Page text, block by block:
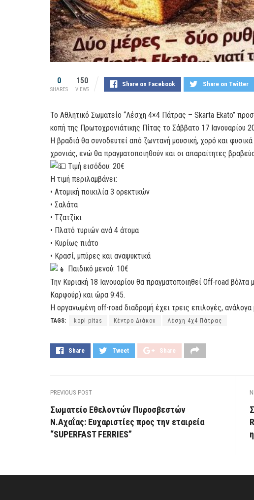
0
SHARES
150
VIEWS
Share on Facebook Share on Twitter
Το Αθλητικό Σωματείο “Λέσχη 4×4 Πάτρας – Skarta Ekato”
κοπή της Πρωτοχρονιάτικης Πίτας το Σάββατο 17 Ιανουαρίου
Η βραδιά θα συνοδευτεί από ζωντανή μουσική, χορό και
χρονιάς, ενώ θα πραγματοποιηθούν και οι απαραίτητες
Τιμή εισόδου: 20€
Η τιμή περιλαμβάνει:
• Ατομική ποικιλία 3 ορεκτικών
• Σαλάτα
• Τζατζίκι
• Πλατό τυριών ανά 4 άτομα
• Κυρίως πιάτο
• Κρασί, μπύρες και αναψυκτικά
Παιδικό μενού: 10€
Την Κυριακή 18 Ιανουαρίου θα πραγματοποιηθεί Off-road
Καρφούρ) και ώρα 9:45.
Η οργανωμένη off-road διαδρομή έχει τρεις επιλογές, ανάλογα
TAGS: kopi pitas Κέντρο Διάκου Λέσχη 4χ4 Πάτρας
Share Tweet Share
PREVIOUS POST
Σωματείο Εθελοντών Πυροσβεστών
Ν.Αχαΐας: Ευχαριστίες προς την εταιρεία
“SUPERFAST FERRIES”